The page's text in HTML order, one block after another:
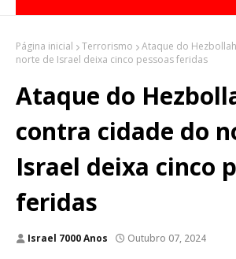
Página inicial Terrorismo
Ataque do
norte de Israel deixa cinco pessoas feridas
Ataque do
contra cidade do
Israel deixa cinco
feridas
Israel 7000 Anos Outubro 07, 2024